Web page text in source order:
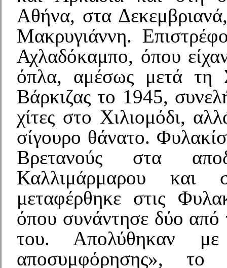
Αθήνα, στα
Μακρυγιάννη.
Αχλαδόκαμπο, όπου
όπλα, αμέσως μετά τη
Βάρκιζας το 1945,
χίτες στο Χιλιομόδι,
σίγουρο θάνατο.
Βρετανούς στα
Καλλιμάρμαρου και
μεταφέρθηκε στις
όπου συνάντησε δύο από
του. Απολύθηκαν
αποσυμφόρησης», το